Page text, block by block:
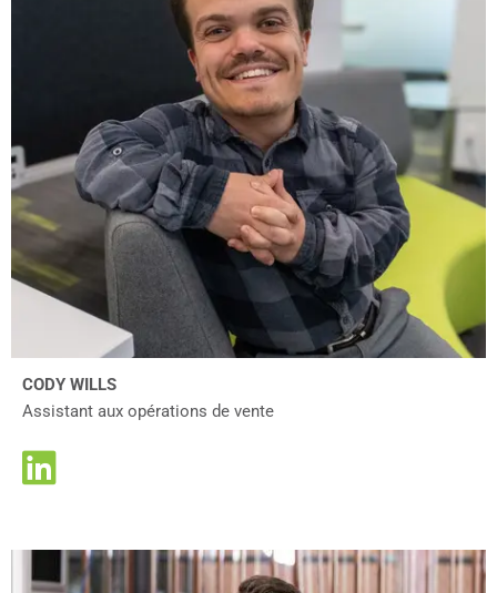
CODY WILLS
Assistant aux opérations de vente